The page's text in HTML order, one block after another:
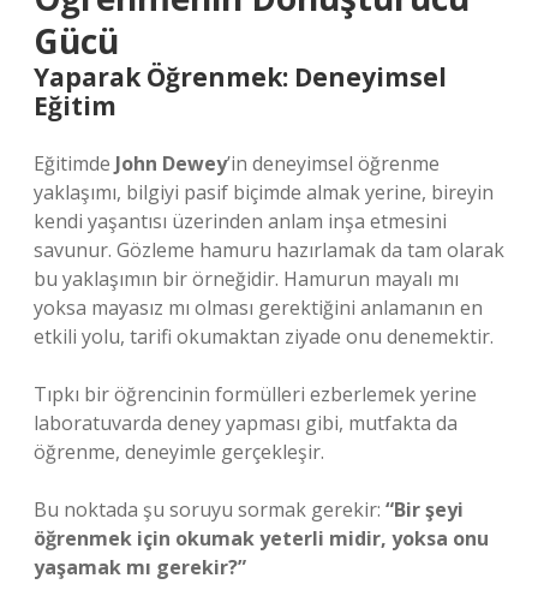
Gücü
Yaparak Öğrenmek: Deneyimsel
Eğitim
Eğitimde John Dewey’in deneyimsel öğrenme
yaklaşımı, bilgiyi pasif biçimde almak yerine, bireyin
kendi yaşantısı üzerinden anlam inşa etmesini
savunur. Gözleme hamuru hazırlamak da tam olarak
bu yaklaşımın bir örneğidir. Hamurun mayalı mı
yoksa mayasız mı olması gerektiğini anlamanın en
etkili yolu, tarifi okumaktan ziyade onu denemektir.
Tıpkı bir öğrencinin formülleri ezberlemek yerine
laboratuvarda deney yapması gibi, mutfakta da
öğrenme, deneyimle gerçekleşir.
Bu noktada şu soruyu sormak gerekir: “Bir şeyi
öğrenmek için okumak yeterli midir, yoksa onu
yaşamak mı gerekir?”